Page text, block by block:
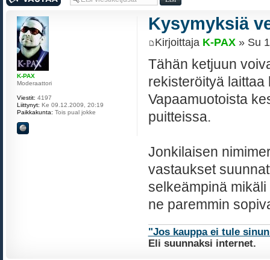
Kysymyksiä
Kirjoittaja K-PAX» Su
Tähän ketjuun
rekisteröityä
Vapaamuotoista
puitteissa.
Jonkilaisen
vastaukset
selkeämpinä
ne paremmin
"Jos kauppa ei tule
Eli suunnaksi internet.
K-PAX
Moderaattori
Viestit: 4197
Liittynyt: Ke 09.12.2009, 20:19
Paikkakunta: Tois pual jokke